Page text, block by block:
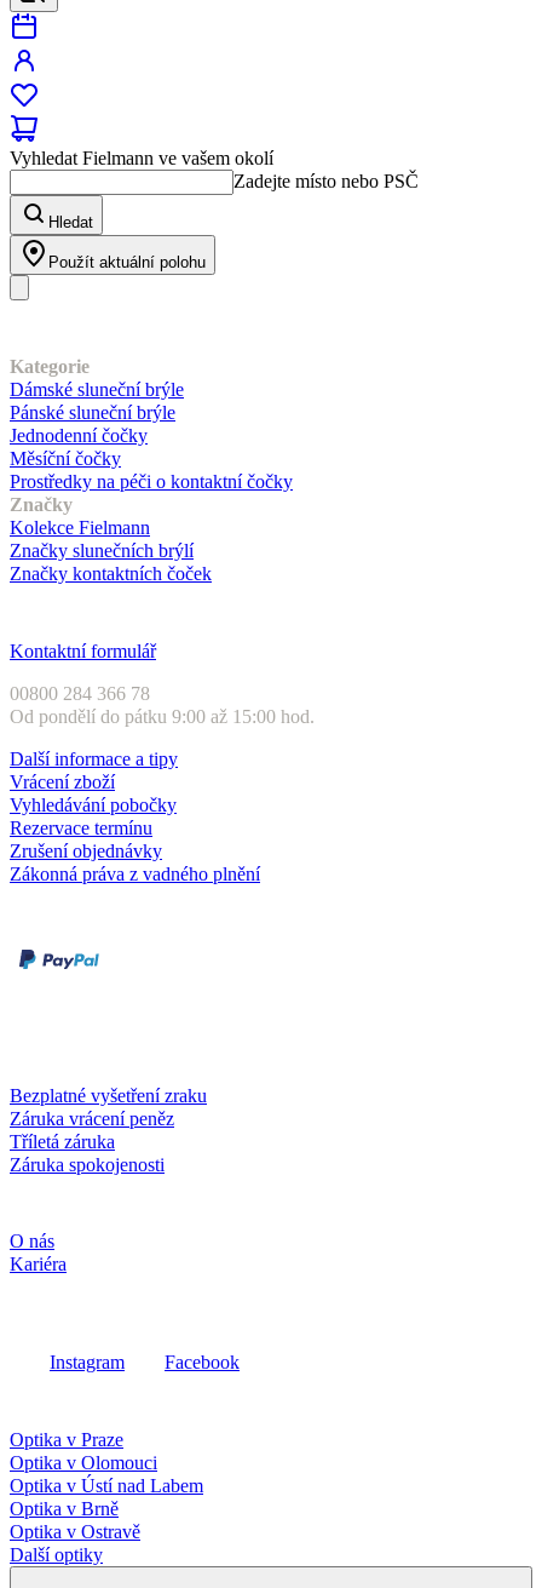
Vyhledat Fielmann ve vašem okolí
Zadejte místo nebo PSČ
Hledat
Použít aktuální polohu
Kategorie
Dámské sluneční brýle
Pánské sluneční brýle
Jednodenní čočky
Měsíční čočky
Prostředky na péči o kontaktní čočky
Značky
Kolekce Fielmann
Značky slunečních brýlí
Značky kontaktních čoček
Kontaktní formulář
00800 284 366 78
Od pondělí do pátku 9:00 až 15:00 hod.
Další informace a tipy
Vrácení zboží
Vyhledávání pobočky
Rezervace termínu
Zrušení objednávky
Zákonná práva z vadného plnění
Bezplatné vyšetření zraku
Záruka vrácení peněz
Tříletá záruka
Záruka spokojenosti
O nás
Kariéra
Instagram Facebook
Optika v Praze
Optika v Olomouci
Optika v Ústí nad Labem
Optika v Brně
Optika v Ostravě
Další optiky